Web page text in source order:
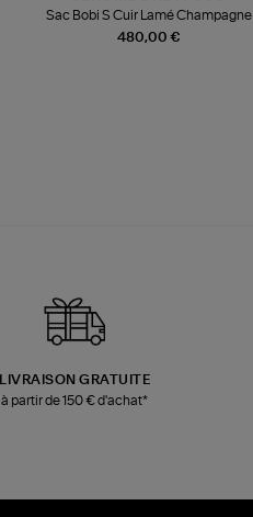
480,00 €
Sac Bobi S Cuir Lamé Champagne
LIVRAISON GRATUITE
à partir de 150 € d'achat*